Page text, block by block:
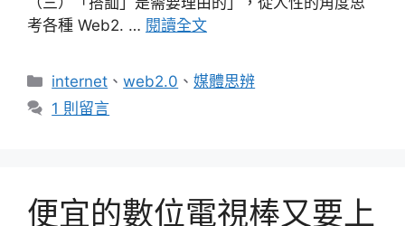
考各種 Web2. … 閱讀全文
分
類
internet 、web2.0 、媒體思辨
1 則留言
便宜的數位電視棒又要上